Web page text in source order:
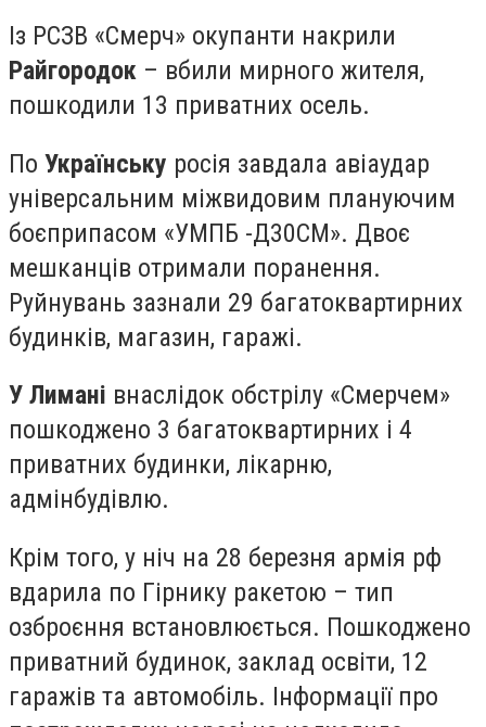
Із РСЗВ «Смерч» окупанти накрили
Райгородок – вбили мирного жителя,
пошкодили 13 приватних осель.
По Українську росія завдала авіаудар
універсальним міжвидовим плануючим
боєприпасом «УМПБ -Д30СМ». Двоє
мешканців отримали поранення.
Руйнувань зазнали 29 багатоквартирних
будинків, магазин, гаражі.
У Лимані внаслідок обстрілу «Смерчем»
пошкоджено 3 багатоквартирних і 4
приватних будинки, лікарню,
адмінбудівлю.
Крім того, у ніч на 28 березня армія рф
вдарила по Гірнику ракетою – тип
озброєння встановлюється. Пошкоджено
приватний будинок, заклад освіти, 12
гаражів та автомобіль. Інформації про